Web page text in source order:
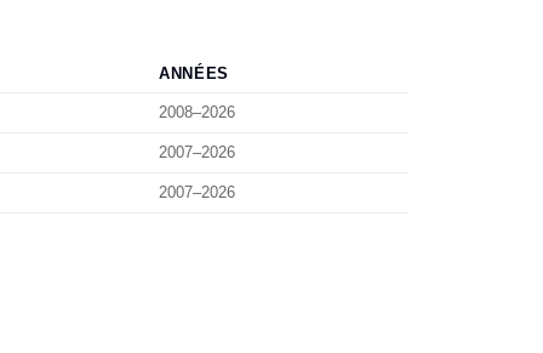
ANNÉES
2008–2026
2007–2026
2007–2026